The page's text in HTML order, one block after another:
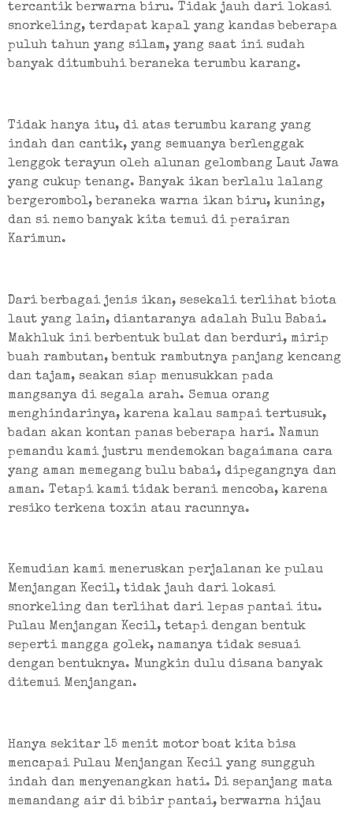
tercantik berwarna biru. Tidak jauh dari lokasi
snorkeling, terdapat kapal yang kandas beberapa
puluh tahun yang silam, yang saat ini sudah
banyak ditumbuhi beraneka terumbu karang.
Tidak hanya itu, di atas terumbu karang yang
indah dan cantik, yang semuanya berlenggak
lenggok terayun oleh alunan gelombang Laut Jawa
yang cukup tenang. Banyak ikan berlalu lalang
bergerombol, beraneka warna ikan biru, kuning,
dan si nemo banyak kita temui di perairan
Karimun.
Dari berbagai jenis ikan, sesekali terlihat biota
laut yang lain, diantaranya adalah Bulu Babai.
Makhluk ini berbentuk bulat dan berduri, mirip
buah rambutan, bentuk rambutnya panjang kencang
dan tajam, seakan siap menusukkan pada
mangsanya di segala arah. Semua orang
menghindarinya, karena kalau sampai tertusuk,
badan akan kontan panas beberapa hari. Namun
pemandu kami justru mendemokan bagaimana cara
yang aman memegang bulu babai, dipegangnya dan
aman. Tetapi kami tidak berani mencoba, karena
resiko terkena toxin atau racunnya.
Kemudian kami meneruskan perjalanan ke pulau
Menjangan Kecil, tidak jauh dari lokasi
snorkeling dan terlihat dari lepas pantai itu.
Pulau Menjangan Kecil, tetapi dengan bentuk
seperti mangga golek, namanya tidak sesuai
dengan bentuknya. Mungkin dulu disana banyak
ditemui Menjangan.
Hanya sekitar 15 menit motor boat kita bisa
mencapai Pulau Menjangan Kecil yang sungguh
indah dan menyenangkan hati. Di sepanjang mata
memandang air di bibir pantai, berwarna hijau